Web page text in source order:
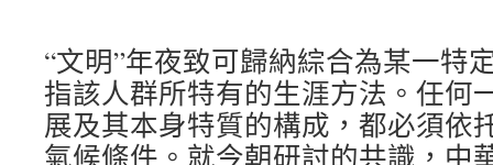
“文明”年夜致可歸納綜合為某一特
指該人群所特有的生涯方法。任何
展及其本身特質的構成，都必須依
氣候條件。就今朝研討的共識，中